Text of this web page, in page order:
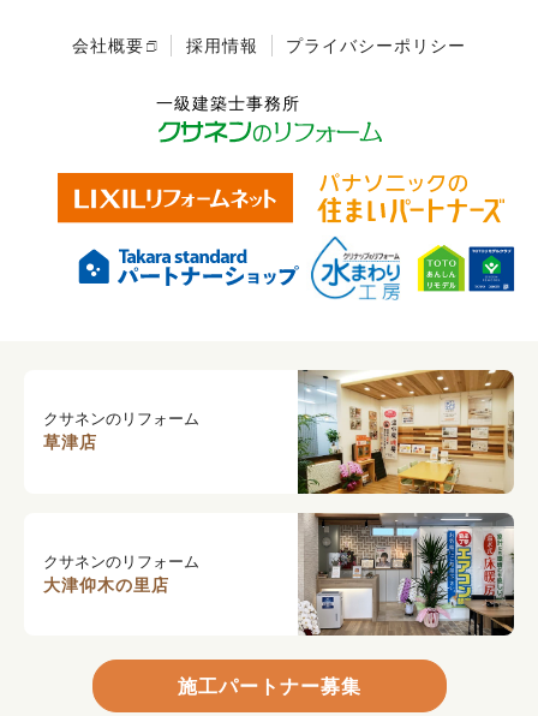
会社概要 採用情報 プライバシーポリシー
クサネンのリフォーム
草津店
クサネンのリフォーム
大津仰木の里店
施工パートナー募集